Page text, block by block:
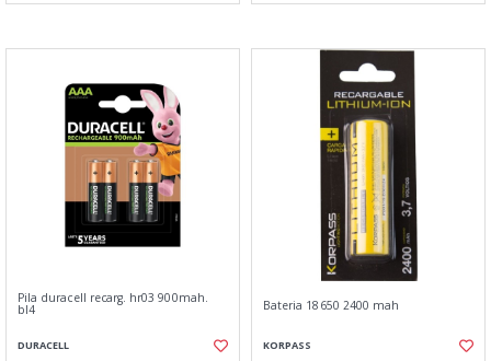
Pila duracell recarg. hr03 900mah.
bl4
DURACELL
Bateria 18650 2400 mah
KORPASS